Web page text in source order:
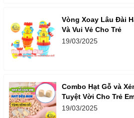
Vòng Xoay Lâu Đài
Và Vui Vẻ Cho Trẻ
19/03/2025
Combo Hạt Gỗ và
Tuyệt Vời Cho Trẻ
19/03/2025